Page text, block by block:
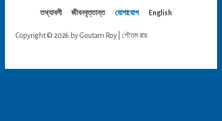
তথ্যাবলী জীবনবৃত্তান্ত যোগাযোগ English
Copyright © 2026 by Goutam Roy | গৌতম রায়